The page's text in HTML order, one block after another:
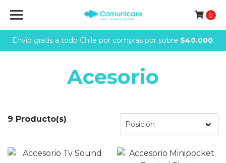
Envío gratis a todo Chile por compras por sobre $40.000.
0
Acesorio
9 Producto(s)